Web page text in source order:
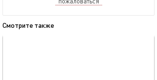
Смотрите также